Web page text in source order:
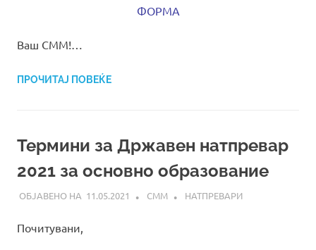
ФОРМА
Ваш СММ!…
ПРОЧИТАЈ ПОВЕЌЕ
Термини за Државен натпревар
2021 за основно образование
11.05.2021 СММ НАТПРЕВАРИ
Почитувани,